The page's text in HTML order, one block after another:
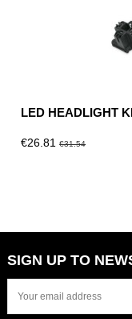
LED HEADLIGHT
€26.81€31.54
SIGN UP TO